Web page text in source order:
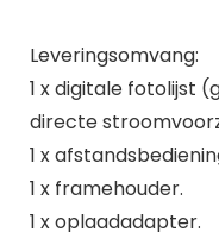
Leveringsomvang:
1 x digitale fotolijst
directe
1 x
1 x framehouder.
1 x oplaadadapter.